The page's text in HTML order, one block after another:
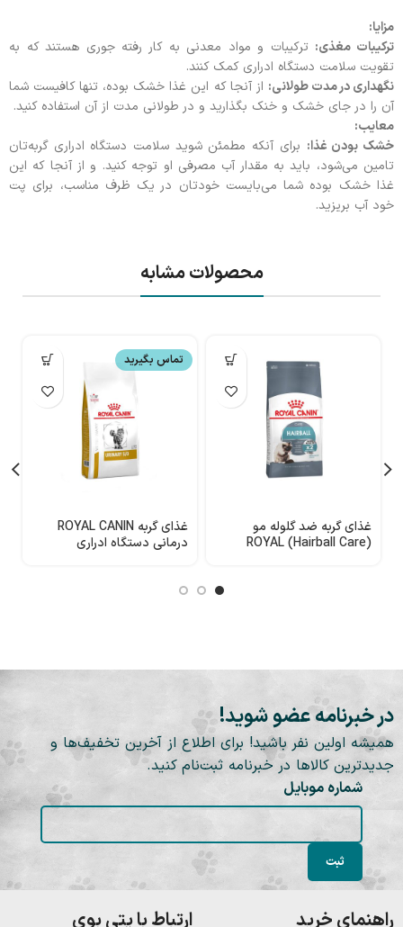
مزایا:
ترکیبات مغذی: ترکیبات و مواد معدنی به کار رفته جوری هستند که به
تقویت سلامت دستگاه ادراری کمک کنند.
نگهداری در مدت طولانی: از آنجا که این غذا خشک بوده، تنها کافیست شما
آن را در جای خشک و خنک بگذارید و در طولانی مدت از آن استفاده کنید.
معایب:
خشک بودن غذا: برای آنکه مطمئن شوید سلامت دستگاه ادراری گربه‌تان
تامین می‌شود، باید به مقدار آب مصرفی او توجه کنید. و از آنجا که این
غذا خشک بوده شما می‌بایست خودتان در یک ظرف مناسب، برای پت
خود آب بریزید.
محصولات مشابه
غذای گربه ضد گلوله مو
(Hairball Care) ROYAL
تماس بگیرید
غذای گربه ROYAL CANIN
درمانی دستگاه ادراری
در خبرنامه عضو شوید!
همیشه اولین نفر باشید! برای اطلاع از آخرین تخفیف‌ها و
جدیدترین کالاها در خبرنامه ثبت‌نام کنید.
شماره موبایل
راهنمای خرید ارتباط با پتی بوی